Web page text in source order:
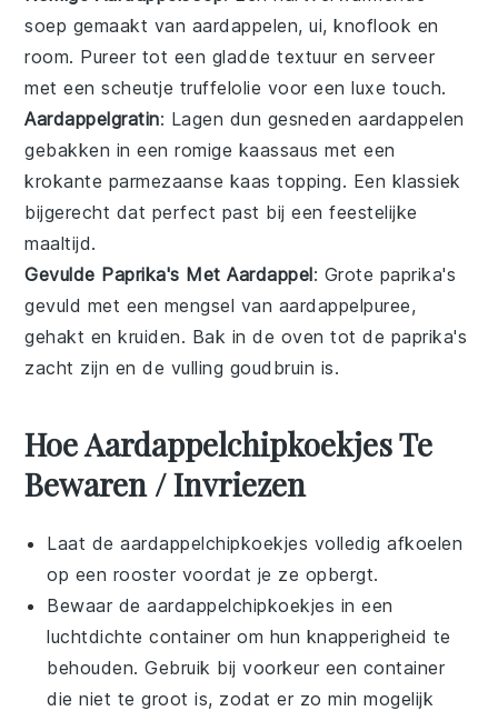
soep gemaakt van aardappelen,ui,knoflook en
room. Pureer tot een gladde textuur en serveer
met een scheutje truffelolie voor een luxe touch.
Aardappelgratin: Lagen dun gesnedenaardappelen
gebakken in een romige kaassaus met een
krokante parmezaanse kaas topping. Een klassiek
bijgerecht dat perfect past bij eenfeestelijke
maaltijd.
Gevulde Paprika's Met Aardappel: Grote paprika's
gevuld met een mengsel van aardappelpuree,
gehakt enkruiden. Bak in de oven tot de paprika's
zacht zijn en de vulling goudbruin is.
Hoe Aardappelchipkoekjes Te
Bewaren / Invriezen
Laat deaardappelchipkoekjes volledig afkoelen
op een rooster voordat je ze opbergt.
Bewaar deaardappelchipkoekjes in een
luchtdichte container om hun knapperigheid te
behouden. Gebruik bij voorkeur een container
die niet te groot is, zodat er zo min mogelijk